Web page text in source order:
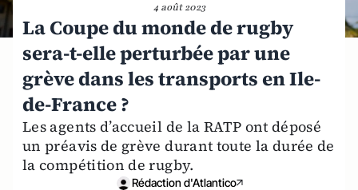
4 août 2023
La Coupe du monde de rugby
sera-t-elle perturbée par une
grève dans les transports en Ile-
de-France ?
Les agents d’accueil de la RATP ont déposé
un préavis de grève durant toute la durée de
la compétition de rugby.
Rédaction d'Atlantico